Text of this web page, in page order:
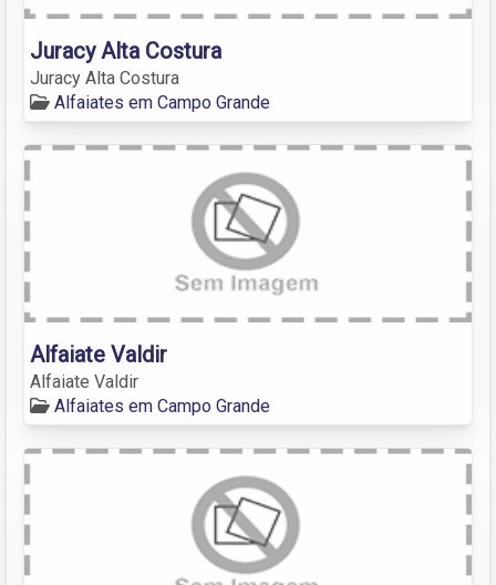
Juracy Alta Costura
Juracy Alta Costura
Alfaiates em Campo Grande
Alfaiate Valdir
Alfaiate Valdir
Alfaiates em Campo Grande